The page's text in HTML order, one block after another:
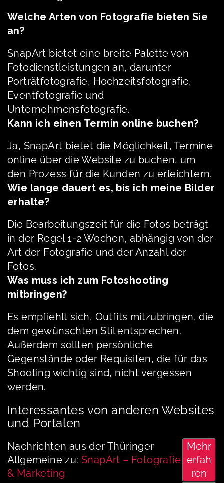
Welche Arten von Fotografie bieten Sie
an?
SnapArt bietet eine breite Palette von
Fotodienstleistungen an, darunter
Porträtfotografie, Hochzeitsfotografie,
Eventfotografie und
Unternehmensfotografie.
Kann ich einen Termin online buchen?
Ja, SnapArt bietet die Möglichkeit, Termine
online über die Website zu buchen, um
den Prozess für die Kunden zu erleichtern.
Wie lange dauert es, bis ich meine Bilder
erhalte?
Die Bearbeitungszeit für die Fotos beträgt
in der Regel 1-2 Wochen, abhängig von der
Art der Fotografie und der Anzahl der
Fotos.
Was muss ich zum Fotoshooting
mitbringen?
Es empfiehlt sich, Outfits mitzubringen, die
dem gewünschten Stil entsprechen.
Außerdem sollten persönliche
Gegenstände oder Requisiten, die für das
Shooting wichtig sind, nicht vergessen
werden.
Interessantes von anderen Websites
und Portalen
Nachrichten aus der Thüringer
Allgemeine zu: SnapArt – Fotografie
& Marketing
Mehr
erfah
ren